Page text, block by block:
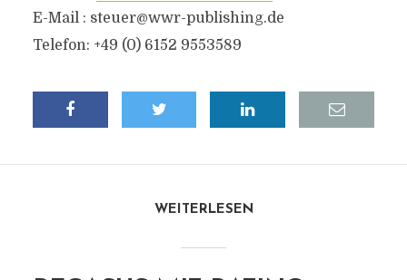
E-Mail : steuer@wwr-publishing.de
Telefon: +49 (0) 6152 9553589
WEITERLESEN